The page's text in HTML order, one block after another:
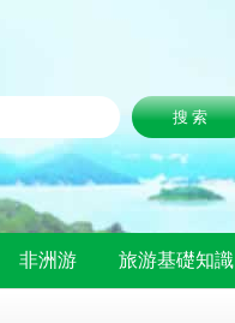
非洲游 旅游基礎知識